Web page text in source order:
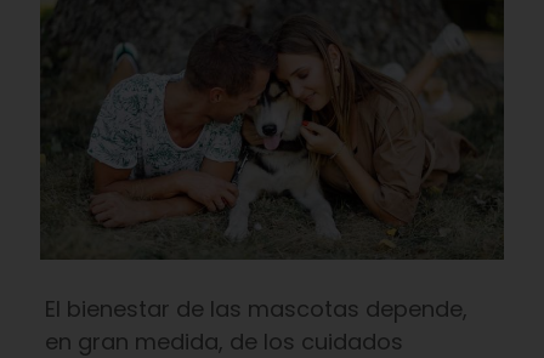
El bienestar de las mascotas depende,
en gran medida, de los cuidados